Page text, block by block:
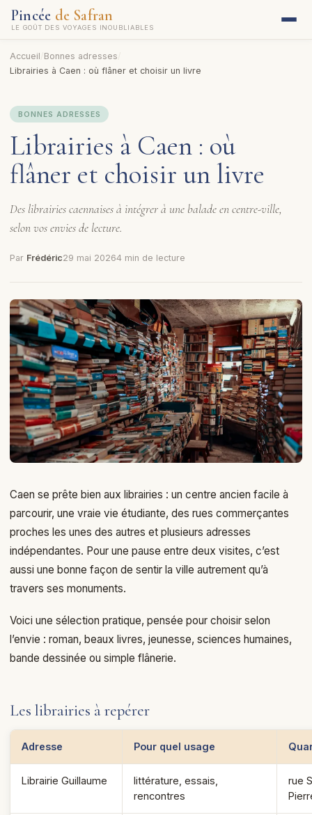
Pincée de Safran
LE GOÛT DES VOYAGES INOUBLIABLES
Accueil Bonnes adresses
Librairies à Caen : où flâner et choisir un livre
BONNES ADRESSES
Librairies à Caen : où
flâner et choisir un livre
Des librairies caennaises à intégrer à une balade en centre-ville,
selon vos envies de lecture.
Par Frédéric29 mai 20264 min de lecture
Caen se prête bien aux librairies : un centre ancien facile à
parcourir, une vraie vie étudiante, des rues commerçantes
proches les unes des autres et plusieurs adresses
indépendantes. Pour une pause entre deux visites, c’est
aussi une bonne façon de sentir la ville autrement qu’à
travers ses monuments.
Voici une sélection pratique, pensée pour choisir selon
l’envie : roman, beaux livres, jeunesse, sciences humaines,
bande dessinée ou simple flânerie.
Les librairies à repérer
Adresse Pour quel usage
Librairie Guillaume
littérature, essais,
rencontres
rue